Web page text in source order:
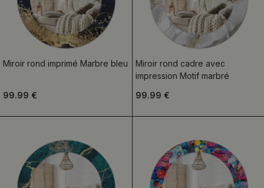
Miroir rond imprimé Marbre bleu
99.99 €
Miroir rond cadre avec
impression Motif marbré
99.99 €